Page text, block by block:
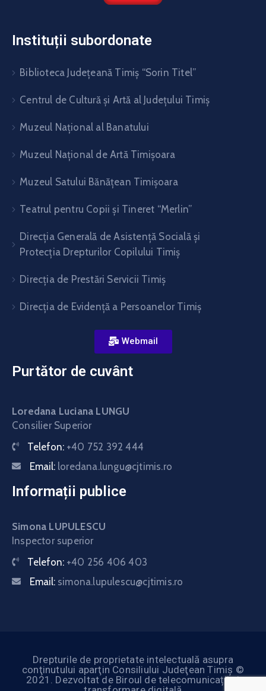
Instituții subordonate
Biblioteca Judeţeană Timiş “Sorin Titel”
Centrul de Cultură şi Artă al Judeţului Timiş
Muzeul Național al Banatului
Muzeul Național de Artă Timişoara
Muzeul Satului Bănăţean Timişoara
Teatrul pentru Copii şi Tineret “Merlin”
Direcția Generală de Asistență Socială și
Protecția Drepturilor Copilului Timiș
Direcţia de Prestări Servicii Timiş
Direcţia de Evidenţă a Persoanelor Timiş
Webmail
Purtător de cuvânt
Loredana Luciana LUNGU
Consilier Superior
Telefon: +40 752 392 444
Email: loredana.lungu@cjtimis.ro
Informații publice
Simona LUPULESCU
Inspector superior
Telefon: +40 256 406 403
Email: simona.lupulescu@cjtimis.ro
Drepturile de proprietate intelectuală asupra
conţinutului aparţin Consiliului Judeţean Timiş ©
2021. Dezvoltat de Biroul de telecomunicații și